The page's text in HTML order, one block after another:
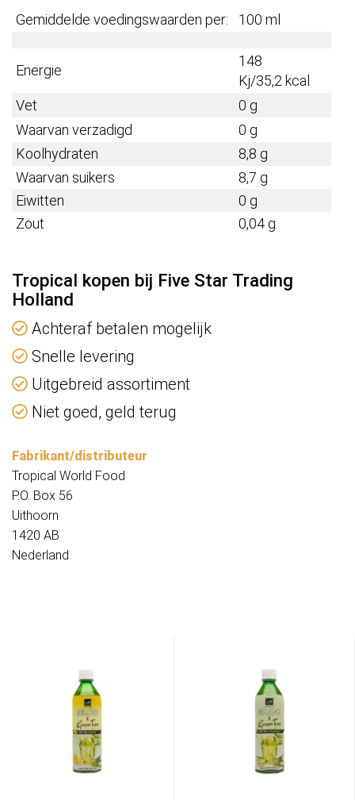
Gemiddelde voedingswaarden per: 100 ml
Energie
148
Kj/35,2 kcal
Vet
0 g
Waarvan verzadigd
0 g
Koolhydraten
8,8 g
Waarvan suikers
8,7 g
Eiwitten
0 g
Zout
0,04 g
Tropical kopen bij Five Star Trading
Holland
Achteraf betalen mogelijk
Snelle levering
Uitgebreid assortiment
Niet goed, geld terug
Fabrikant/distributeur
Tropical World Food
P.O. Box 56
Uithoorn
1420 AB
Nederland